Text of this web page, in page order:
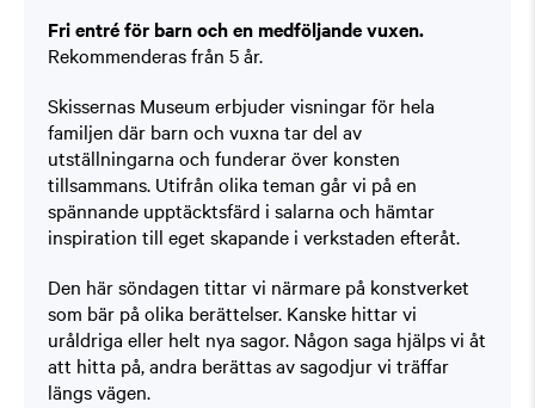
Fri entré för barn och en medföljande vuxen.
Rekommenderas från 5 år.
Skissernas Museum erbjuder visningar för hela
familjen där barn och vuxna tar del av
utställningarna och funderar över konsten
tillsammans. Utifrån olika teman går vi på en
spännande upptäcktsfärd i salarna och hämtar
inspiration till eget skapande i verkstaden efteråt.
Den här söndagen tittar vi närmare på konstverket
som bär på olika berättelser. Kanske hittar vi
uråldriga eller helt nya sagor. Någon saga hjälps vi åt
att hitta på, andra berättas av sagodjur vi träffar
längs vägen.